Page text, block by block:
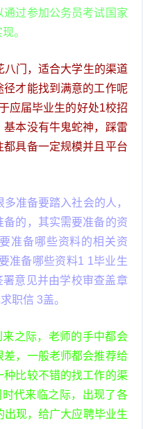
过参加公务员考试国家
。
八门，适合大学生的渠道
才能找到满意的工作呢
应届毕业生的好处1校招
基本没有牛鬼蛇神，踩雷
具备一定规模并且平台
准备要踏入社会的人，
的，其实需要准备的资
准备哪些资料的相关资
准备哪些资料1 1毕业生
意见并由学校审查盖章
职信 3盖。
之际，老师的手中都会
，一般老师都会推荐给
比较不错的找工作的渠
代来临之际，出现了各
现，给广大应聘毕业生